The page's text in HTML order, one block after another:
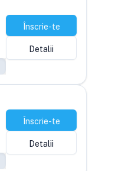
Înscrie-te
Detalii
Înscrie-te
Detalii